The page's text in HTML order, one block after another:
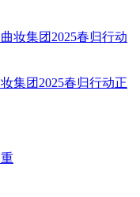
集团2025春归行动正